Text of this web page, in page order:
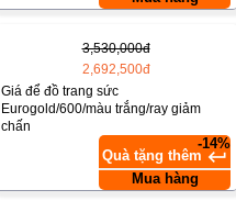
3,530,000đ
2,692,500đ
Giá để đồ trang sức
Eurogold/600/màu trắng/ray giảm
chấn
-14%
Quà tặng thêm keyboard_return
Mua hàng